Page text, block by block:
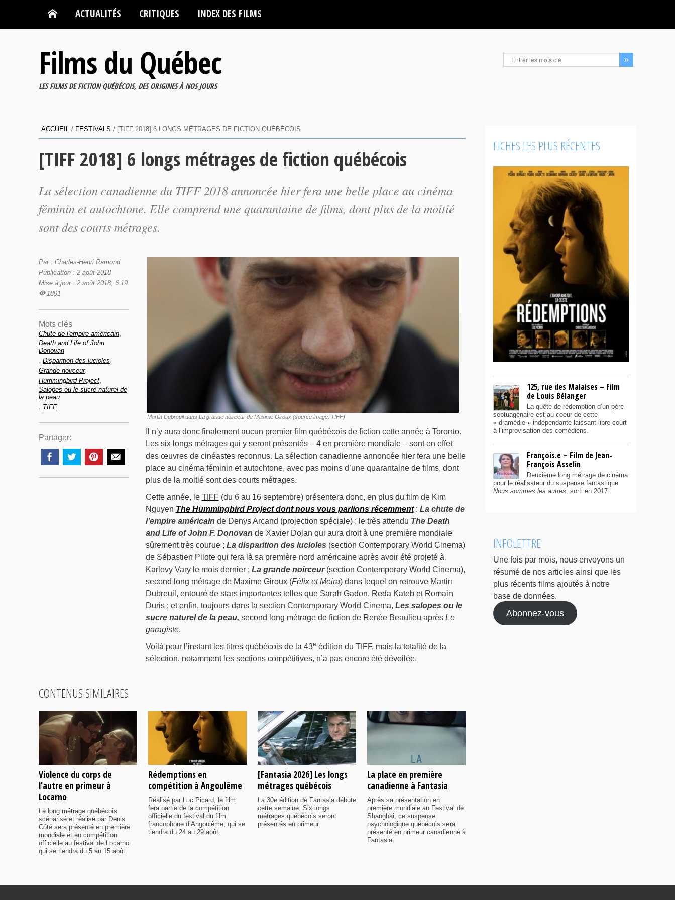
ACTUALITÉS CRITIQUES INDEX DES FILMS
Films du Québec
LES FILMS DE FICTION QUÉBÉCOIS, DES ORIGINES À NOS JOURS
ACCUEIL / FESTIVALS / [TIFF 2018] 6 LONGS MÉTRAGES DE FICTION QUÉBÉCOIS
[TIFF 2018] 6 longs métrages de fiction québécois
La sélection canadienne du TIFF 2018 annoncée hier fera une belle place au cinéma
féminin et autochtone. Elle comprend une quarantaine de films, dont plus de la moitié
sont des courts métrages.
Martin Dubreuil dans La grande noirceur de Maxime Giroux (source image: TIFF)
Il n’y aura donc finalement aucun premier film québécois de fiction cette année à Toronto.
Les six longs métrages qui y seront présentés – 4 en première mondiale – sont en effet
des œuvres de cinéastes reconnus. La sélection canadienne annoncée hier fera une belle
place au cinéma féminin et autochtone, avec pas moins d’une quarantaine de films, dont
plus de la moitié sont des courts métrages.
Cette année, le TIFF(du 6 au 16 septembre) présentera donc, en plus du film de Kim
Nguyen The Hummingbird Project dont nous vous parlions récemment: La chute de
l’empire américain de Denys Arcand (projection spéciale) ; le très attendu The Death
and Life of John F. Donovan de Xavier Dolan qui aura droit à une première mondiale
sûrement très courue ; La disparition des lucioles (section Contemporary World Cinema)
de Sébastien Pilote qui fera là sa première nord américaine après avoir été projeté à
Karlovy Vary le mois dernier ; La grande noirceur(section Contemporary World Cinema),
second long métrage de Maxime Giroux (Félix et Meira) dans lequel on retrouve Martin
Dubreuil, entouré de stars importantes telles que Sarah Gadon, Reda Kateb et Romain
Duris ; et enfin, toujours dans la section Contemporary World Cinema, Les salopes ou le
sucre naturel de la peau, second long métrage de fiction de Renée Beaulieu après Le
garagiste.
Voilà pour l’instant les titres québécois de la 43e édition du TIFF, mais la totalité de la
sélection, notamment les sections compétitives, n’a pas encore été dévoilée.
Par : Charles-Henri Ramond
Publication : 2 août 2018
Mise à jour : 2 août 2018, 6:19
1891
Mots clés
Chute de l'empire américain,
Death and Life of John
Donovan
, Disparition des lucioles,
Grande noirceur,
Hummingbird Project,
Salopes ou le sucre naturel de
la peau
, TIFF
Partager:
CONTENUS SIMILAIRES
Violence du corps de
l’autre en primeur à
Locarno
Le long métrage québécois
scénarisé et réalisé par Denis
Côté sera présenté en première
mondiale et en compétition
officielle au festival de Locarno
qui se tiendra du 5 au 15 août.
Rédemptions en
compétition à Angoulême
Réalisé par Luc Picard, le film
fera partie de la compétition
officielle du festival du film
francophone d’Angoulême, qui se
tiendra du 24 au 29 août.
[Fantasia 2026] Les longs
métrages québécois
La 30e édition de Fantasia débute
cette semaine. Six longs
métrages québécois seront
présentés en primeur.
La place en première
canadienne à Fantasia
Après sa présentation en
première mondiale au Festival de
Shanghai, ce suspense
psychologique québécois sera
présenté en primeur canadienne à
Fantasia.
FICHES LES PLUS RÉCENTES
125, rue des Malaises – Film
de Louis Bélanger
La quête de rédemption d’un père
septuagénaire est au coeur de cette
« dramédie » indépendante laissant libre court
à l’improvisation des comédiens.
François.e – Film de Jean-
François Asselin
Deuxième long métrage de cinéma
pour le réalisateur du suspense fantastique
Nous sommes les autres, sorti en 2017.
INFOLETTRE
Une fois par mois, nous envoyons un
résumé de nos articles ainsi que les
plus récents films ajoutés à notre
base de données.
Abonnez-vous